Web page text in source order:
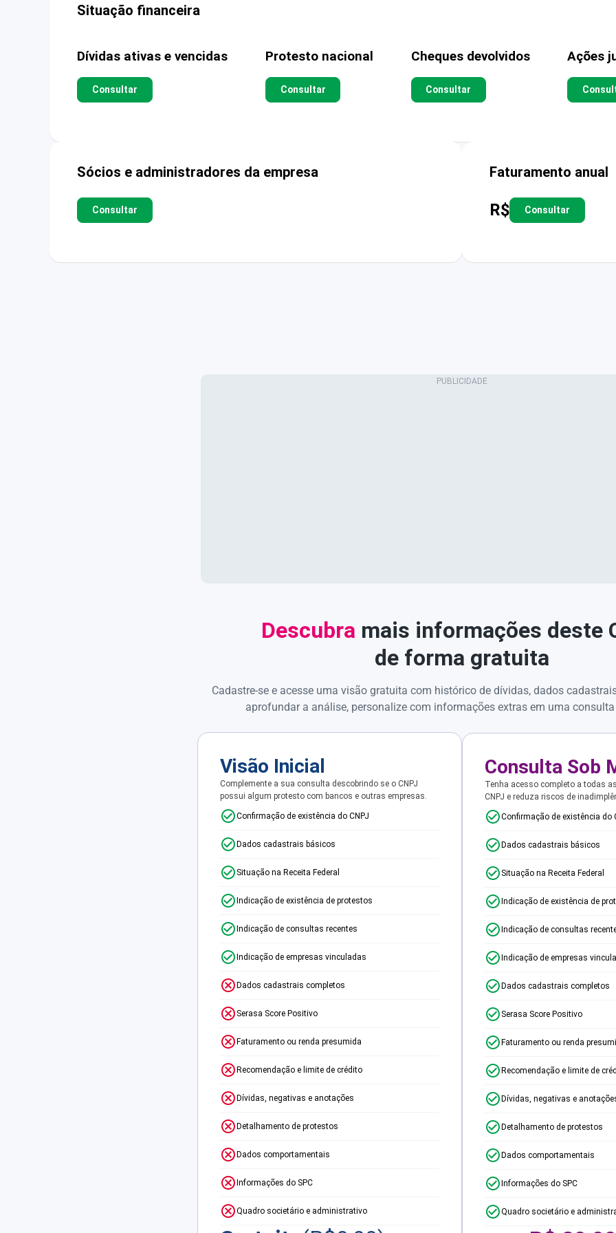
Situação financeira
Dívidas ativas e vencidas
Consultar
Protesto nacional
Consultar
Cheques devolvidos
Consultar
Ações
Sócios e administradores da empresa
Consultar
Faturamento anual
R$ Consultar
Descubra mais informações deste
de forma gratuita
Cadastre-se e acesse uma visão gratuita com histórico de dívidas, dados
aprofundar a análise, personalize com informações extras em uma
Visão Inicial
Complemente a sua consulta descobrindo se o CNPJ
possui algum protesto com bancos e outras empresas.
Confirmação de existência do CNPJ
Dados cadastrais básicos
Situação na Receita Federal
Indicação de existência de protestos
Indicação de consultas recentes
Indicação de empresas vinculadas
Dados cadastrais completos
Serasa Score Positivo
Faturamento ou renda presumida
Recomendação e limite de crédito
Dívidas, negativas e anotações
Detalhamento de protestos
Dados comportamentais
Informações do SPC
Quadro societário e administrativo
Consulta Sob
Tenha acesso completo a todas
CNPJ e reduza riscos de
Confirmação de existência do
Dados cadastrais básicos
Situação na Receita Federal
Indicação de existência de
Indicação de consultas
Indicação de empresas
Dados cadastrais completos
Serasa Score Positivo
Faturamento ou renda
Recomendação e limite de
Dívidas, negativas e
Detalhamento de protestos
Dados comportamentais
Informações do SPC
Quadro societário e